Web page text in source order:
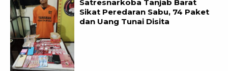
Satresnarkoba Tanjab Barat
Sikat Peredaran Sabu, 74 Paket
dan Uang Tunai Disita